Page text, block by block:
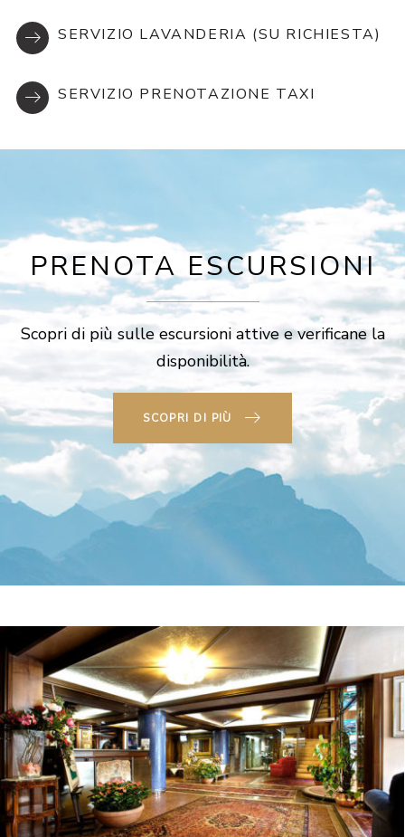
SERVIZIO LAVANDERIA (SU RICHIESTA)
SERVIZIO PRENOTAZIONE TAXI
PRENOTA ESCURSIONI
Scopri di più sulle escursioni attive e verificane la
disponibilità.
SCOPRI DI PIÙ